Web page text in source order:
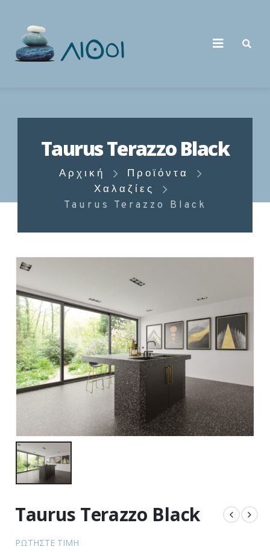
Taurus Terazzo Black
Αρχική
Προϊόντα
Χαλαζίες
Taurus Terazzo Black
Taurus Terazzo Black
ΡΩΤΉΣΤΕ ΤΙΜΉ